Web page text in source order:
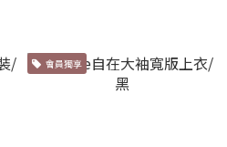
會員獨享